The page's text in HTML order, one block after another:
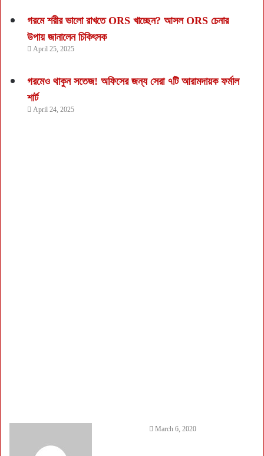
গরমে শরীর ভালো রাখতে ORS খাচ্ছেন? আসল ORS চেনার
উপায় জানালেন চিকিৎসক
April 25, 2025
গরমেও থাকুন সতেজ! অফিসের জন্য সেরা ৭টি আরামদায়ক ফর্মাল
শার্ট
April 24, 2025
March 6, 2020